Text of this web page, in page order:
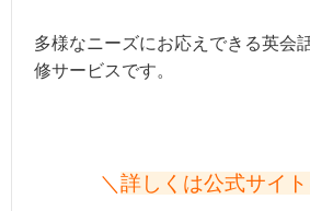
多様なニーズにお応えできる英会
修サービスです。
＼詳しくは公式サイ